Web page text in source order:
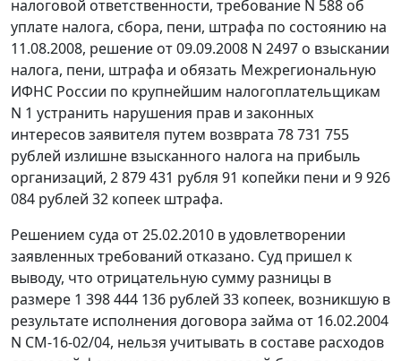
налоговой ответственности, требование N 588 об
уплате налога, сбора, пени, штрафа по состоянию на
11.08.2008, решение от 09.09.2008 N 2497 о взыскании
налога, пени, штрафа и обязать Межрегиональную
ИФНС России по крупнейшим налогоплательщикам
N 1 устранить нарушения прав и законных
интересов заявителя путем возврата 78 731 755
рублей излишне взысканного налога на прибыль
организаций, 2 879 431 рубля 91 копейки пени и 9 926
084 рублей 32 копеек штрафа.
Решением суда от 25.02.2010 в удовлетворении
заявленных требований отказано. Суд пришел к
выводу, что отрицательную сумму разницы в
размере 1 398 444 136 рублей 33 копеек, возникшую в
результате исполнения договора займа от 16.02.2004
N СМ-16-02/04, нельзя учитывать в составе расходов